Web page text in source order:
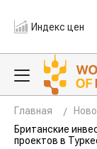
Индекс цен
Главная
Британские
проектов в